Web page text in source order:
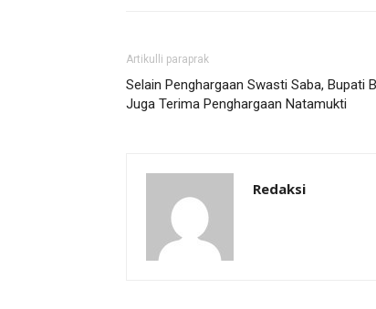
Artikulli paraprak
Selain Penghargaan Swasti Saba, Bupati
Juga Terima Penghargaan Natamukti
Redaksi